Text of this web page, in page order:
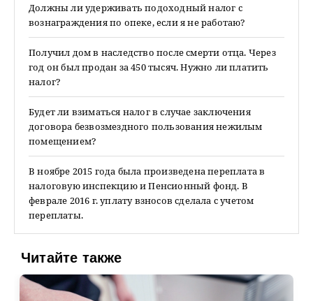
Должны ли удерживать подоходный налог с
вознаграждения по опеке, если я не работаю?
Получил дом в наследство после смерти отца. Через
год он был продан за 450 тысяч. Нужно ли платить
налог?
Будет ли взиматься налог в случае заключения
договора безвозмездного пользования нежилым
помещением?
В ноябре 2015 года была произведена переплата в
налоговую инспекцию и Пенсионный фонд. В
феврале 2016 г. уплату взносов сделала с учетом
переплаты.
Читайте также